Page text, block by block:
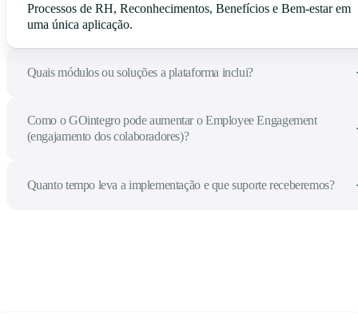
Processos de RH, Reconhecimentos, Benefícios e Bem-estar em
uma única aplicação.
Quais módulos ou soluções a plataforma inclui?
Como o GOintegro pode aumentar o Employee Engagement
(engajamento dos colaboradores)?
Quanto tempo leva a implementação e que suporte receberemos?